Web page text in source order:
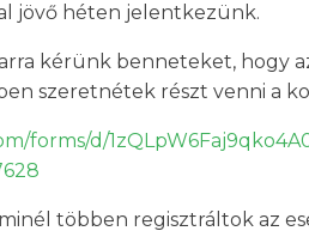
jövő héten jelentkezünk.
kérünk benneteket, hogy
szeretnétek részt venni a
forms/d/
többen regisztráltok az